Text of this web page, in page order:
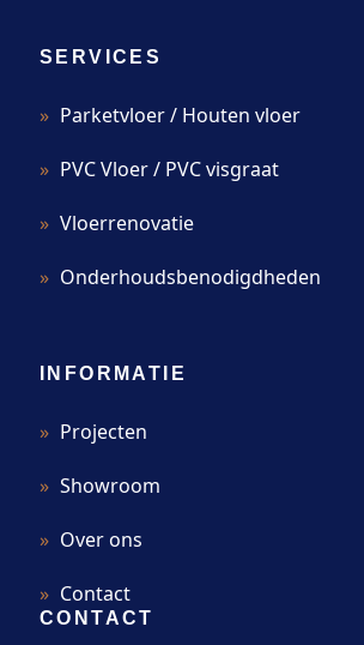
SERVICES
Parketvloer / Houten vloer
PVC Vloer / PVC visgraat
Vloerrenovatie
Onderhoudsbenodigdheden
INFORMATIE
Projecten
Showroom
Over ons
Contact
CONTACT